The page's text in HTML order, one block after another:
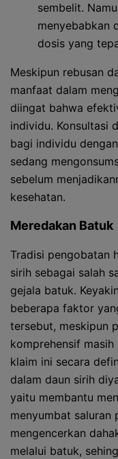
sembelit.
menyebabkan
dosis yang
Meskipun rebusan
manfaat dalam
diingat bahwa
individu. Konsultasi
bagi individu
sedang
sebelum
kesehatan.
Meredakan Batuk
Tradisi pengobatan
sirih sebagai salah
gejala batuk.
beberapa faktor
tersebut, meskipun
komprehensif
klaim ini secara
dalam daun sirih
yaitu membantu
menyumbat saluran
mengencerkan
melalui batuk,